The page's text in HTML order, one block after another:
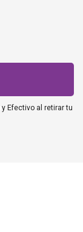
yEfectivo al retirar tu